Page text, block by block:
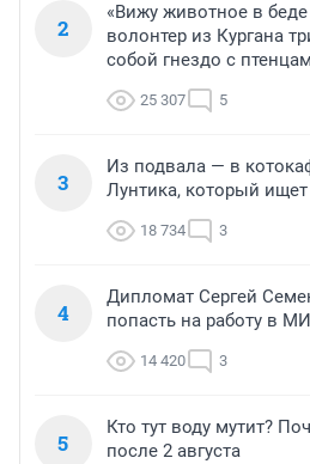
2
«Вижу животное в
волонтер из Кургана
собой гнездо с
25 307 5
3
Из подвала — в
Лунтика, который
18 734 3
4
Дипломат Сергей
попасть на работу в
14 420 3
5
Кто тут воду мутит?
после 2 августа